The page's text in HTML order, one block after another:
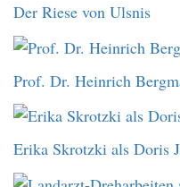
Der Riese von Ulsnis
Prof. Dr. Heinrich
Erika Skrotzki als Doris